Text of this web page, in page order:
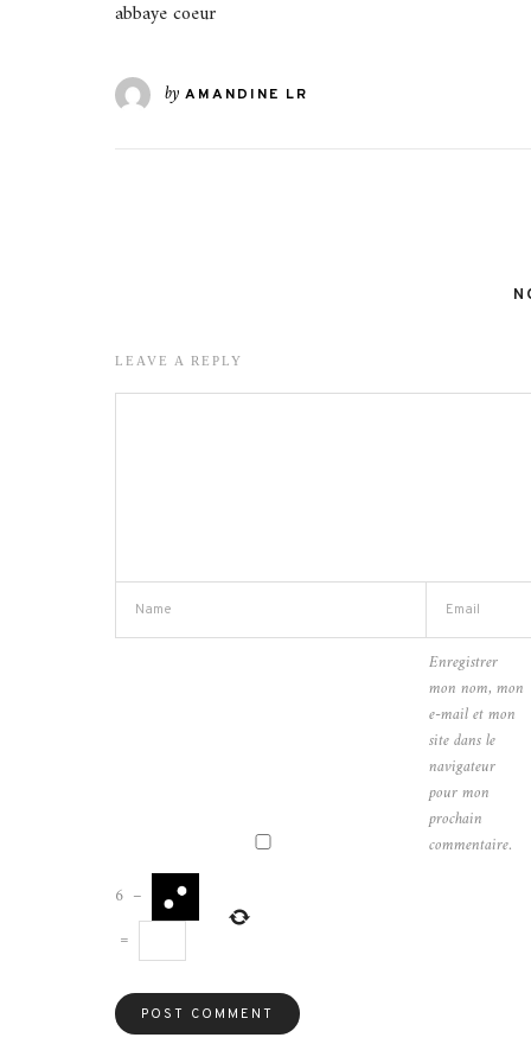
abbaye coeur
by AMANDINE LR
LEAVE A REPLY
Enregistrer
mon nom, mon
e-mail et mon
site dans le
navigateur
pour mon
prochain
commentaire.
6 −
=